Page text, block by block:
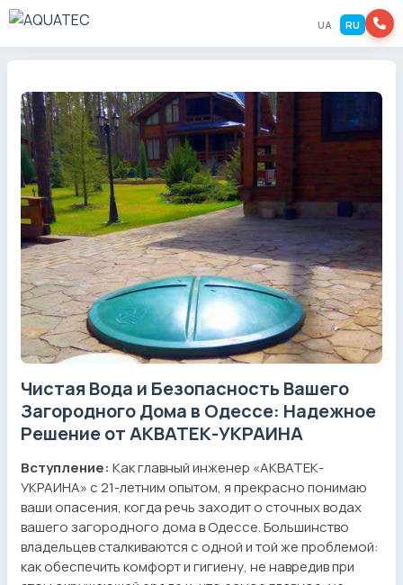
UA RU
Чистая Вода и Безопасность Вашего
Загородного Дома в Одессе: Надежное
Решение от АКВАТЕК-УКРАИНА
Вступление: Как главный инженер «АКВАТЕК-
УКРАИНА» с 21-летним опытом, я прекрасно понимаю
ваши опасения, когда речь заходит о сточных водах
вашего загородного дома в Одессе. Большинство
владельцев сталкиваются с одной и той же проблемой:
как обеспечить комфорт и гигиену, не навредив при